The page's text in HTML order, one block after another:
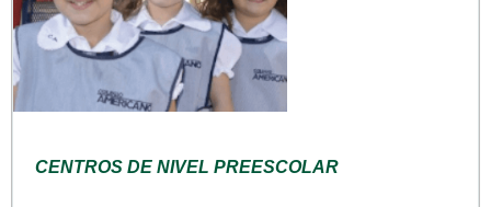
CENTROS DE NIVEL PREESCOLAR